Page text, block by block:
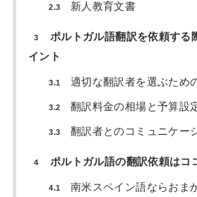
2.3 新人教育文書
3
ポルトガル語翻訳を依頼する
イント
3.1 適切な翻訳者を選ぶため
3.2 翻訳料金の相場と予算設
3.3 翻訳者とのコミュニケー
4 ポルトガル語の翻訳依頼はコ
4.1
南米スペイン語ならおま